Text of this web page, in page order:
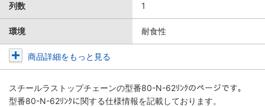
列数 1
環境 耐食性
商品詳細をもっと見る
スチールラストップチェーンの型番80-N-62ﾘﾝｸのページです。
型番80-N-62ﾘﾝｸに関する仕様情報を記載しております。